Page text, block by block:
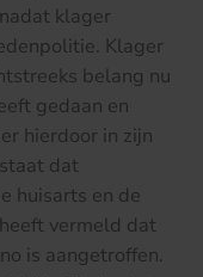
klager
Klager
belang nu
gedaan en
hierdoor in zijn
dat
huisarts en de
vermeld dat
is aangetroffen.